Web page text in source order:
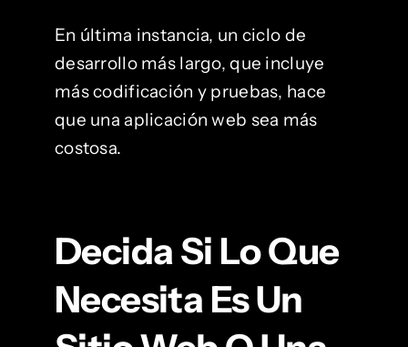
En última instancia, un ciclo de
desarrollo más largo, que incluye
más codificación y pruebas, hace
que una aplicación web sea más
costosa.
Decida Si Lo Que
Necesita Es Un